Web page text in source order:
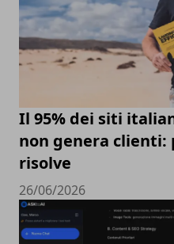
Il 95% dei siti
non genera clienti:
risolve
26/06/2026